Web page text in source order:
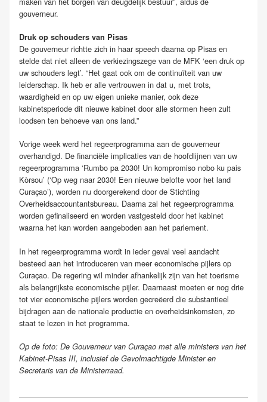
gouverneur.
Druk op schouders van Pisas
De gouverneur richtte zich in haar speech daarna op Pisas en
stelde dat niet alleen de verkiezingszege van de MFK ‘een druk op
uw schouders legt’. “Het gaat ook om de continuïteit van uw
leiderschap. Ik heb er alle vertrouwen in dat u, met trots,
waardigheid en op uw eigen unieke manier, ook deze
kabinetsperiode dit nieuwe kabinet door alle stormen heen zult
loodsen ten behoeve van ons land.”
Vorige week werd het regeerprogramma aan de gouverneur
overhandigd. De financiële implicaties van de hoofdlijnen van uw
regeerprogramma ‘Rumbo pa 2030! Un kompromiso nobo ku pais
Kòrsou’ (‘Op weg naar 2030! Een nieuwe belofte voor het land
Curaçao’), worden nu doorgerekend door de Stichting
Overheidsaccountantsbureau. Daarna zal het regeerprogramma
worden gefinaliseerd en worden vastgesteld door het kabinet
waarna het kan worden aangeboden aan het parlement.
In het regeerprogramma wordt in ieder geval veel aandacht
besteed aan het introduceren van meer economische pijlers op
Curaçao. De regering wil minder afhankelijk zijn van het toerisme
als belangrijkste economische pijler. Daarnaast moeten er nog drie
tot vier economische pijlers worden gecreëerd die substantieel
bijdragen aan de nationale productie en overheidsinkomsten, zo
staat te lezen in het programma.
Op de foto: De Gouverneur van Curaçao met alle ministers van het
Kabinet-Pisas III, inclusief de Gevolmachtigde Minister en
Secretaris van de Ministerraad.